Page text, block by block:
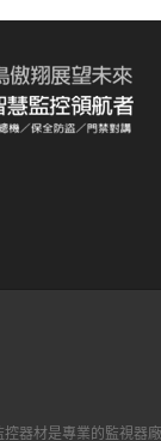
是專業的監視器